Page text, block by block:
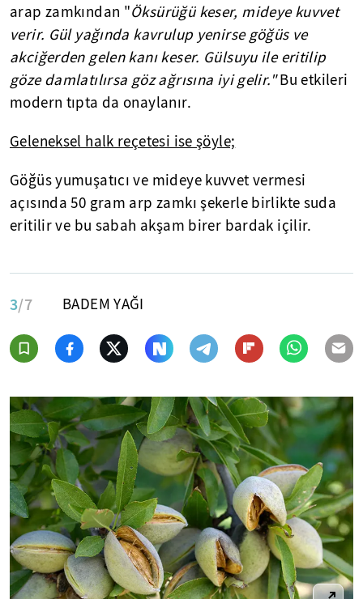
arap zamkından "Öksürüğü keser, mideye kuvvet
verir. Gül yağında kavrulup yenirse göğüs ve
akciğerden gelen kanı keser. Gülsuyu ile eritilip
göze damlatılırsa göz ağrısına iyi gelir."Bu etkileri
modern tıpta da onaylanır.
Geleneksel halk reçetesi ise şöyle;
Göğüs yumuşatıcı ve mideye kuvvet vermesi
açısında 50 gram arp zamkı şekerle birlikte suda
eritilir ve bu sabah akşam birer bardak içilir.
3/7 BADEM YAĞI